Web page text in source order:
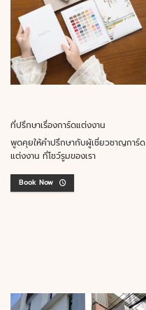
ที่ปรึกษาเรื่องการ์ดแต่งงาน
พูดคุยให้คำปรึกษากับผู้เชี่ยวชาญการ์ด
แต่งงาน ที่โชว์รูมของเรา
Book Now